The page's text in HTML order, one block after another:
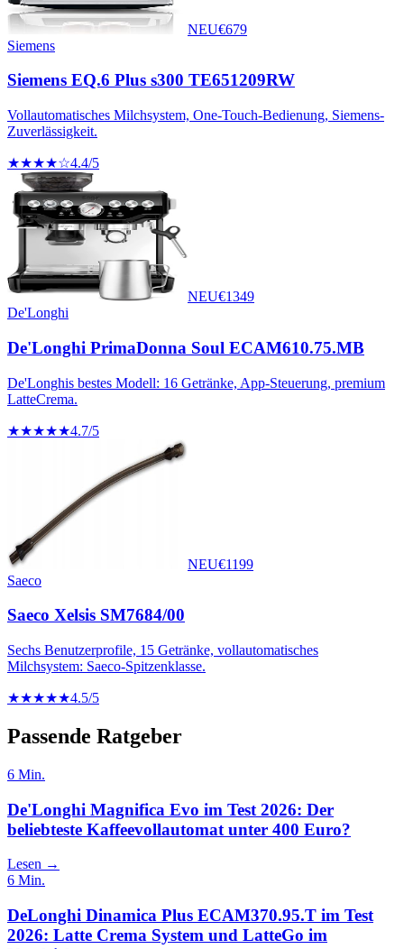
NEU€679
Siemens
Siemens EQ.6 Plus s300 TE651209RW
Vollautomatisches Milchsystem, One-Touch-Bedienung, Siemens-
Zuverlässigkeit.
★★★★☆4.4/5
NEU€1349
De'Longhi
De'Longhi PrimaDonna Soul ECAM610.75.MB
De'Longhis bestes Modell: 16 Getränke, App-Steuerung, premium
LatteCrema.
★★★★★4.7/5
NEU€1199
Saeco
Saeco Xelsis SM7684/00
Sechs Benutzerprofile, 15 Getränke, vollautomatisches
Milchsystem: Saeco-Spitzenklasse.
★★★★★4.5/5
Passende Ratgeber
6 Min.
De'Longhi Magnifica Evo im Test 2026: Der
beliebteste Kaffeevollautomat unter 400 Euro?
Lesen →
6 Min.
DeLonghi Dinamica Plus ECAM370.95.T im Test
2026: Latte Crema System und LatteGo im